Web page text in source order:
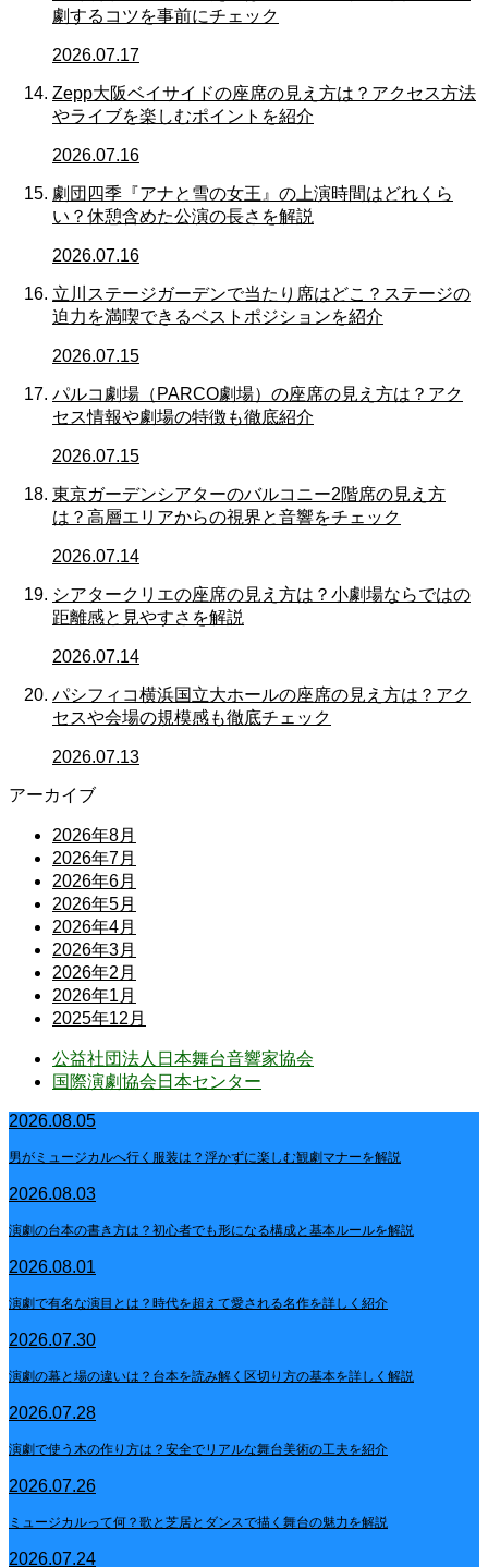
劇するコツを事前にチェック
2026.07.17
Zepp大阪ベイサイドの座席の見え方は？アクセス方法
やライブを楽しむポイントを紹介
2026.07.16
劇団四季『アナと雪の女王』の上演時間はどれくら
い？休憩含めた公演の長さを解説
2026.07.16
立川ステージガーデンで当たり席はどこ？ステージの
迫力を満喫できるベストポジションを紹介
2026.07.15
パルコ劇場（PARCO劇場）の座席の見え方は？アク
セス情報や劇場の特徴も徹底紹介
2026.07.15
東京ガーデンシアターのバルコニー2階席の見え方
は？高層エリアからの視界と音響をチェック
2026.07.14
シアタークリエの座席の見え方は？小劇場ならではの
距離感と見やすさを解説
2026.07.14
パシフィコ横浜国立大ホールの座席の見え方は？アク
セスや会場の規模感も徹底チェック
2026.07.13
アーカイブ
2026年8月
2026年7月
2026年6月
2026年5月
2026年4月
2026年3月
2026年2月
2026年1月
2025年12月
公益社団法人日本舞台音響家協会
国際演劇協会日本センター
2026.08.05
男がミュージカルへ行く服装は？浮かずに楽しむ観劇マナーを解説
2026.08.03
演劇の台本の書き方は？初心者でも形になる構成と基本ルールを解説
2026.08.01
演劇で有名な演目とは？時代を超えて愛される名作を詳しく紹介
2026.07.30
演劇の幕と場の違いは？台本を読み解く区切り方の基本を詳しく解説
2026.07.28
演劇で使う木の作り方は？安全でリアルな舞台美術の工夫を紹介
2026.07.26
ミュージカルって何？歌と芝居とダンスで描く舞台の魅力を解説
2026.07.24